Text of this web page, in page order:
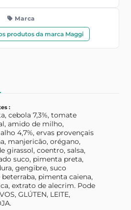
Marca
produtos da marca Maggi
:
cebola 7,3%, tomate
amido de milho,
4,7%, ervas provençais
manjericão, orégano,
girassol, coentro, salsa,
suco, pimenta preta,
gengibre, suco
pimenta caiena,
extrato de alecrim. Pode
GLÚTEN, LEITE,